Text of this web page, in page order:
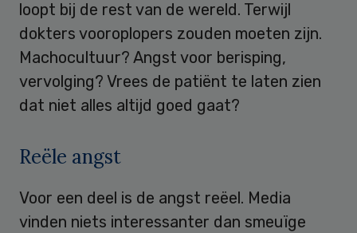
loopt bij de rest van de wereld. Terwijl
dokters vooroplopers zouden moeten zijn.
Machocultuur? Angst voor berisping,
vervolging? Vrees de patiënt te laten zien
dat niet alles altijd goed gaat?
Reële angst
Voor een deel is de angst reëel. Media
vinden niets interessanter dan smeuïge